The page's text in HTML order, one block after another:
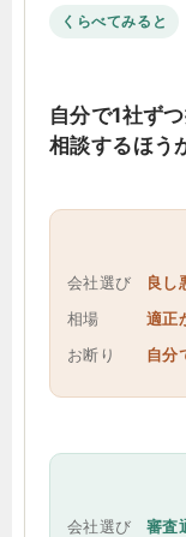
くらべてみると
自分で1社ずつ
相談するほう
会社選び
良し
相場
適正
お断り
自分
会社選び
審査